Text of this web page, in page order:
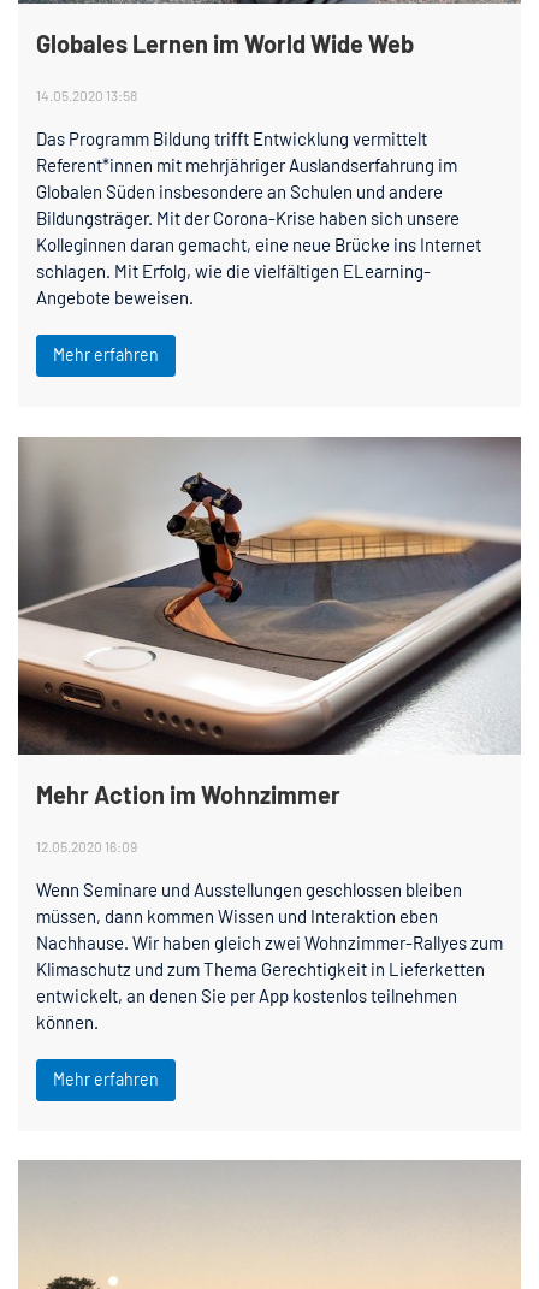
Globales Lernen im World Wide Web
14.05.2020 13:58
Das Programm Bildung trifft Entwicklung vermittelt
Referent*innen mit mehrjähriger Auslandserfahrung im
Globalen Süden insbesondere an Schulen und andere
Bildungsträger. Mit der Corona-Krise haben sich unsere
Kolleginnen daran gemacht, eine neue Brücke ins Internet
schlagen. Mit Erfolg, wie die vielfältigen ELearning-
Angebote beweisen.
Mehr erfahren
Mehr Action im Wohnzimmer
12.05.2020 16:09
Wenn Seminare und Ausstellungen geschlossen bleiben
müssen, dann kommen Wissen und Interaktion eben
Nachhause. Wir haben gleich zwei Wohnzimmer-Rallyes zum
Klimaschutz und zum Thema Gerechtigkeit in Lieferketten
entwickelt, an denen Sie per App kostenlos teilnehmen
können.
Mehr erfahren